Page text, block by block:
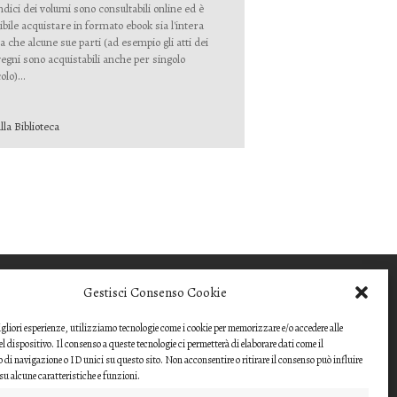
Gestisci Consenso Cookie
esperienze, utilizziamo tecnologie come i cookie per memorizzare e/o accedere alle
dispositivo. Il consenso a queste tecnologie ci permetterà di elaborare dati come il
di navigazione o ID unici su questo sito. Non acconsentire o ritirare il consenso può influire
alcune caratteristiche e funzioni.
dei volumi sono consultabili online ed è
acquistare in formato ebook sia l'intera
che alcune sue parti (ad esempio gli atti dei
sono acquistabili anche per singolo
Biblioteca
CONTRIBUTO
Gli articoli o i contributi da proporre devono
essere inviati ai